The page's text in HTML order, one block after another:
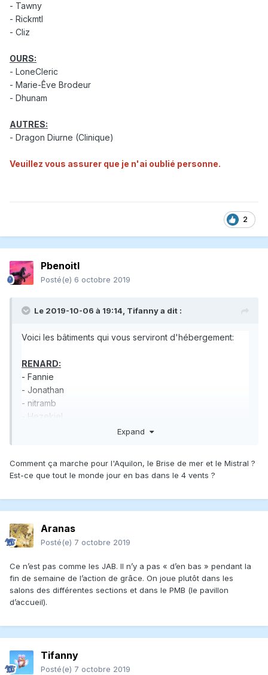
- Tawny
- Rickmtl
- Cliz
OURS:
- LoneCleric
- Marie-Êve Brodeur
- Dhunam
AUTRES:
- Dragon Diurne (Clinique)
Veuillez vous assurer que je n'ai oublié personne.
2
Pbenoitl
Posté(e) 6 octobre 2019
Le 2019-10-06 à 19:14, Tifannya dit :
Voici les bâtiments qui vous serviront d'hébergement:
RENARD:
- Fannie
- Jonathan
- nitramb
- Hezekiel
- Sophie
- Bruno
LIÈVRE:
- Jungle Jim
- Jon Snow
- Fizban
- ThegoodThebadAndThemeeple
- Albator55
AQUILON:
- Sire Sproutchu
- Le Chameau
Expand
Comment ça marche pour l'Aquilon, le Brise de mer et le Mistral ?
Est-ce que tout le monde jour en bas dans le 4 vents ?
Aranas
Posté(e) 7 octobre 2019
Ce n’est pas comme les JAB. Il n’y a pas « d’en bas » pendant la
fin de semaine de l’action de grâce. On joue plutôt dans les
salons des différentes sections et dans le PMB (le pavillon
d’accueil).
Tifanny
Posté(e) 7 octobre 2019